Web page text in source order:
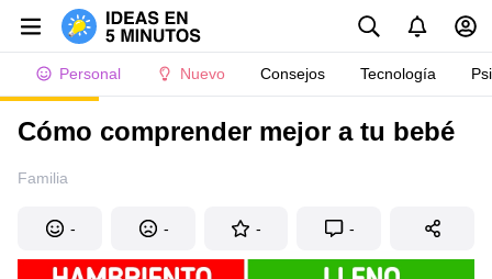
Personal Nuevo Consejos Tecnología
Cómo comprender mejor a tu bebé
Familia
- - - -